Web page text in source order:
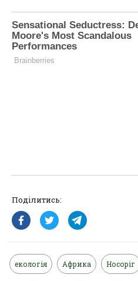
Поділитись:
екологія Африка Носоріг